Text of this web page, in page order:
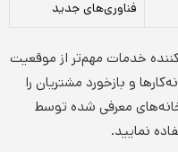
فناوری‌های جدید
خدمات مهم‌تر از موقعیت
و بازخورد مشتریان را
معرفی شده توسط
نمایید.